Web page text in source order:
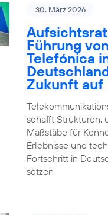
30. März 2026
Führung von
Telefónica
Zukunft auf
schafft Strukturen,
Maßstäbe für
Erlebnisse und
Fortschritt in
setzen